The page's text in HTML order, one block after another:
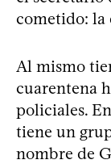
cometido:
Al mismo
cuarentena
policiales.
tiene un
nombre de